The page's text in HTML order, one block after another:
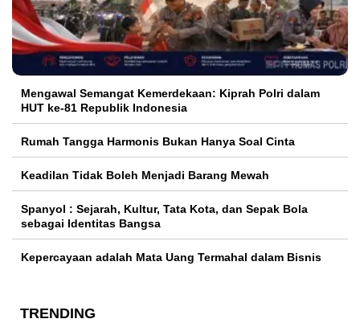
Mengawal Semangat Kemerdekaan: Kiprah Polri dalam
HUT ke-81 Republik Indonesia
Rumah Tangga Harmonis Bukan Hanya Soal Cinta
Keadilan Tidak Boleh Menjadi Barang Mewah
Spanyol : Sejarah, Kultur, Tata Kota, dan Sepak Bola
sebagai Identitas Bangsa
Kepercayaan adalah Mata Uang Termahal dalam Bisnis
TRENDING